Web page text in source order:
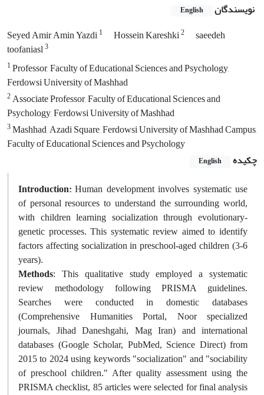
نویسندگان English
Seyed Amir Amin Yazdi1 Hossein Kareshki2
saeedeh
toofaniasl3
1Professor, Faculty of Educational Sciences and Psychology,
Ferdowsi University of Mashhad
2Associate Professor, Faculty of Educational Sciences and
Psychology, Ferdowsi University of Mashhad
3Mashhad, Azadi Square, Ferdowsi University of Mashhad Campus,
Faculty of Educational Sciences and Psychology
چکیده
English
Introduction: Human development involves systematic use
of personal resources to understand the surrounding world,
with children learning socialization through evolutionary-
genetic processes. This systematic review aimed to identify
factors affecting socialization in preschool-aged children (3-6
years).
Methods: This qualitative study employed a systematic
review methodology following PRISMA guidelines.
Searches were conducted in domestic databases
(Comprehensive Humanities Portal, Noor specialized
journals, Jihad Daneshgahi, Mag Iran) and international
databases (Google Scholar, PubMed, Science Direct) from
2015 to 2024 using keywords "socialization" and "sociability
of preschool children." After quality assessment using the
PRISMA checklist, 85 articles were selected for final analysis